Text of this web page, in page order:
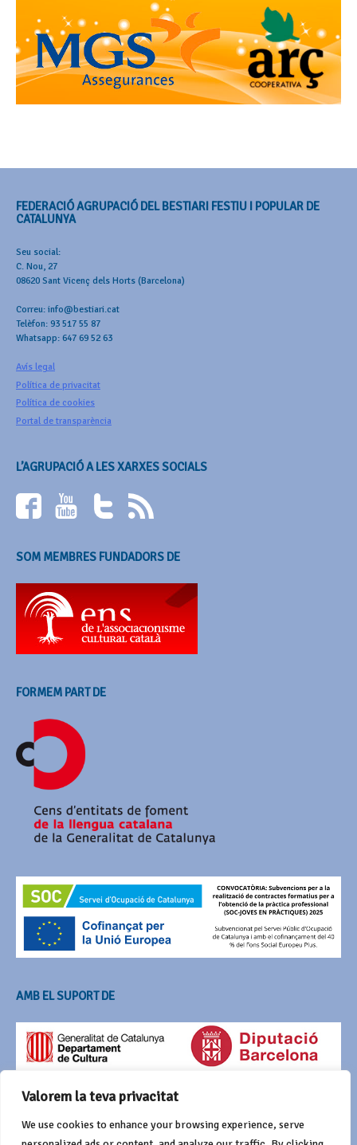
Valorem la teva privacitat
We use cookies to enhance your browsing experience, serve
FEDERACIÓ AGRUPACIÓ DEL BESTIARI FESTIU I POPULAR DE
CATALUNYA
Seu social:
C. Nou, 27
08620 Sant Vicenç dels Horts (Barcelona)
Correu: info@bestiari.cat
Telèfon: 93 517 55 87
Whatsapp: 647 69 52 63
Avís legal
Política de privacitat
Política de cookies
Portal de transparència
L’AGRUPACIÓ A LES XARXES SOCIALS
SOM MEMBRES FUNDADORS DE
FORMEM PART DE
AMB EL SUPORT DE